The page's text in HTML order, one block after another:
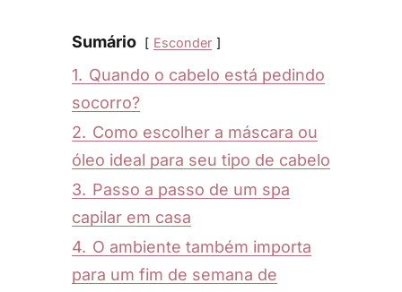
Sumário Esconder
1. Quando o cabelo está pedindo
socorro?
2. Como escolher a máscara ou
óleo ideal para seu tipo de cabelo
3. Passo a passo de um spa
capilar em casa
4. O ambiente também importa
para um fim de semana de